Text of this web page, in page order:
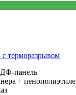
терморазрывом
панель
+